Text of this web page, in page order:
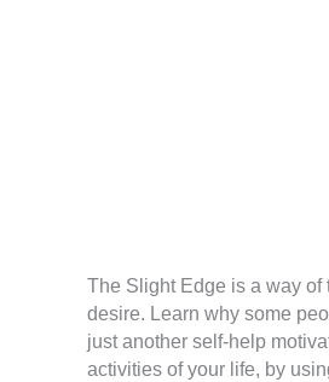
The Slight Edge is a way
desire. Learn why some
just another self-help
activities of your life, by